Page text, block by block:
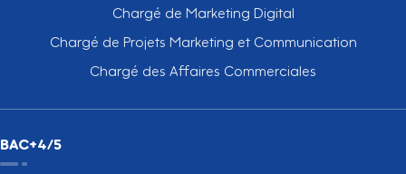
Chargé de Marketing Digital
Chargé de Projets Marketing et Communication
Chargé des Affaires Commerciales
BAC+4/5